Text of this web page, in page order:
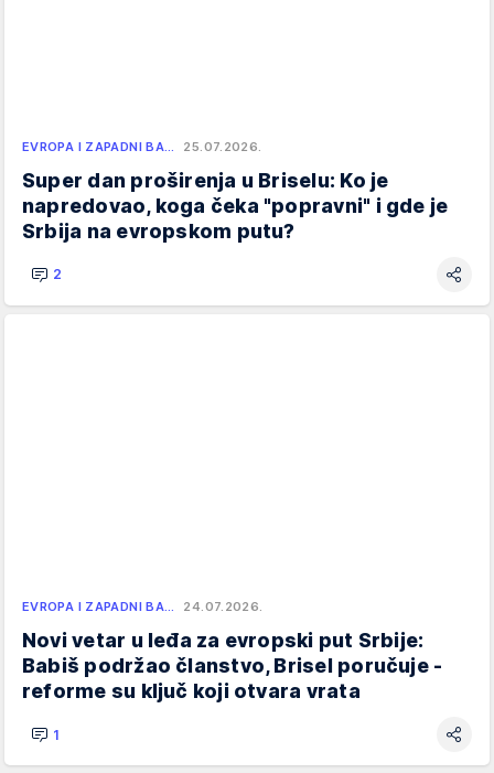
EVROPA I ZAPADNI BA… 25.07.2026.
Super dan proširenja u Briselu: Ko je
napredovao, koga čeka "popravni" i gde je
Srbija na evropskom putu?
2
EVROPA I ZAPADNI BA… 24.07.2026.
Novi vetar u leđa za evropski put Srbije:
Babiš podržao članstvo, Brisel poručuje -
reforme su ključ koji otvara vrata
1